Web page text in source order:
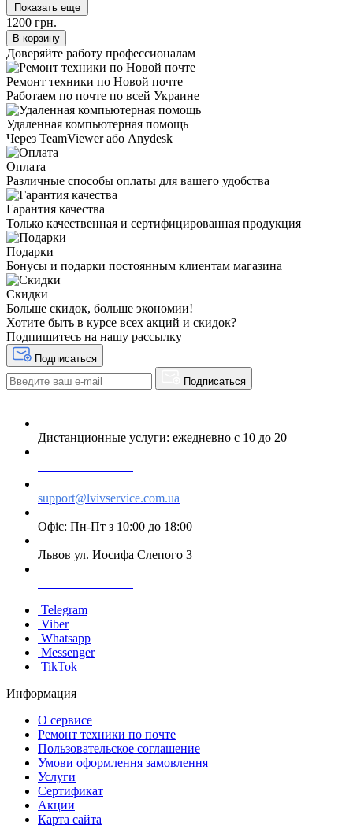
Показать еще
1200 грн.
В корзину
Доверяйте работу профессионалам
Ремонт техники по Новой почте
Работаем по почте по всей Украине
Удаленная компьютерная помощь
Через TeamViewer або Anydesk
Оплата
Различные способы оплаты для вашего удобства
Гарантия качества
Только качественная и сертифицированная продукция
Подарки
Бонусы и подарки постоянным клиентам магазина
Скидки
Больше скидок, больше экономии!
Хотите быть в курсе всех акций и скидок?
Подпишитесь на нашу рассылку
Подписаться
Подписаться
Дистанционные услуги: ежедневно с 10 до 20
support@lvivservice.com.ua
Офіс: Пн-Пт з 10:00 до 18:00
Львов ул. Иосифа Слепого 3
Telegram
Viber
Whatsapp
Messenger
TikTok
Информация
О сервисе
Ремонт техники по почте
Пользовательское соглашение
Умови оформлення замовлення
Услуги
Сертификат
Акции
Карта сайта